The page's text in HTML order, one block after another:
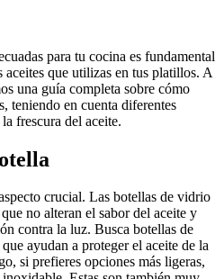
para tu cocina es fundamental
aceites que utilizas en tus platillos. A
una guía completa sobre cómo
teniendo en cuenta diferentes
frescura del aceite.
crucial. Las botellas de vidrio
no alteran el sabor del aceite y
contra la luz. Busca botellas de
ayudan a proteger el aceite de la
si prefieres opciones más ligeras,